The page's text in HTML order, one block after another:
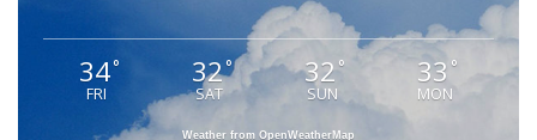
34°
FRI
32°
SAT
32 °
SUN
33 °
MON
Weather from OpenWeatherMap